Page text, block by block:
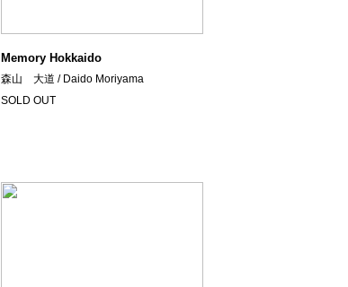
Memory Hokkaido
森山 大道 / Daido Moriyama
SOLD OUT